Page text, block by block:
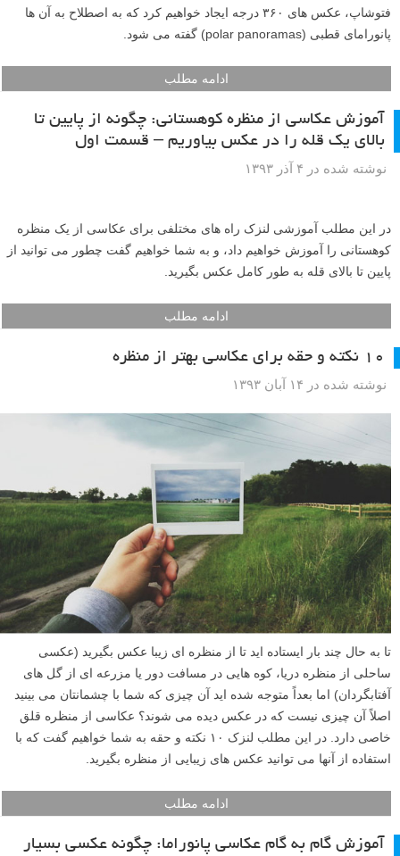
فتوشاپ، عکس های ۳۶۰ درجه ایجاد خواهیم کرد که به اصطلاح به آن ها
پانورامای قطبی (polar panoramas) گفته می شود.
ادامه مطلب
آموزش عکاسی از منظره کوهستانی: چگونه از پایین تا
بالای یک قله را در عکس بیاوریم – قسمت اول
نوشته شده در ۴ آذر ۱۳۹۳
در این مطلب آموزشی لنزک راه های مختلفی برای عکاسی از یک منظره
کوهستانی را آموزش خواهیم داد، و به شما خواهیم گفت چطور می توانید از
پایین تا بالای قله به طور کامل عکس بگیرید.
ادامه مطلب
۱۰ نکته و حقه برای عکاسی بهتر از منظره
نوشته شده در ۱۴ آبان ۱۳۹۳
تا به حال چند بار ایستاده اید تا از منظره ای زیبا عکس بگیرید (عکسی
ساحلی از منظره دریا، کوه هایی در مسافت دور یا مزرعه ای از گل های
آفتابگردان) اما بعداً متوجه شده اید آن چیزی که شما با چشمانتان می بینید
اصلاً آن چیزی نیست که در عکس دیده می شوند؟ عکاسی از منظره قلق
خاصی دارد. در این مطلب لنزک ۱۰ نکته و حقه به شما خواهیم گفت که با
استفاده از آنها می توانید عکس های زیبایی از منظره بگیرید.
ادامه مطلب
آموزش گام به گام عکاسی پانوراما: چگونه عکسی بسیار